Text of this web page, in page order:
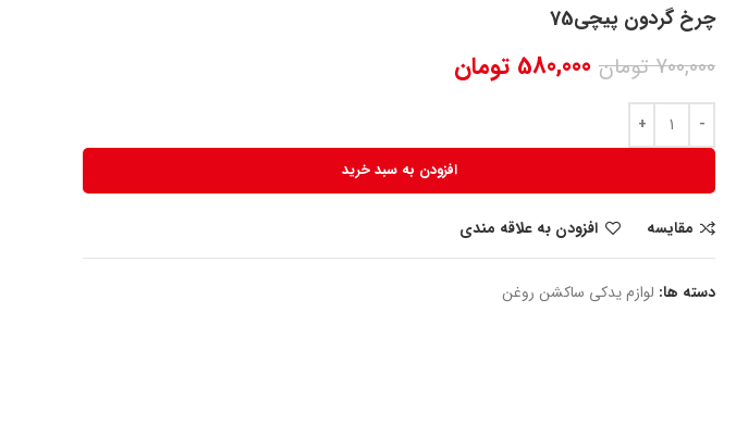
چرخ گردون پیچی75
700,000 تومان 580,000 تومان
افزودن به سبد خرید
مقایسه افزودن به علاقه مندی
دسته ها: لوازم یدکی ساکشن روغن